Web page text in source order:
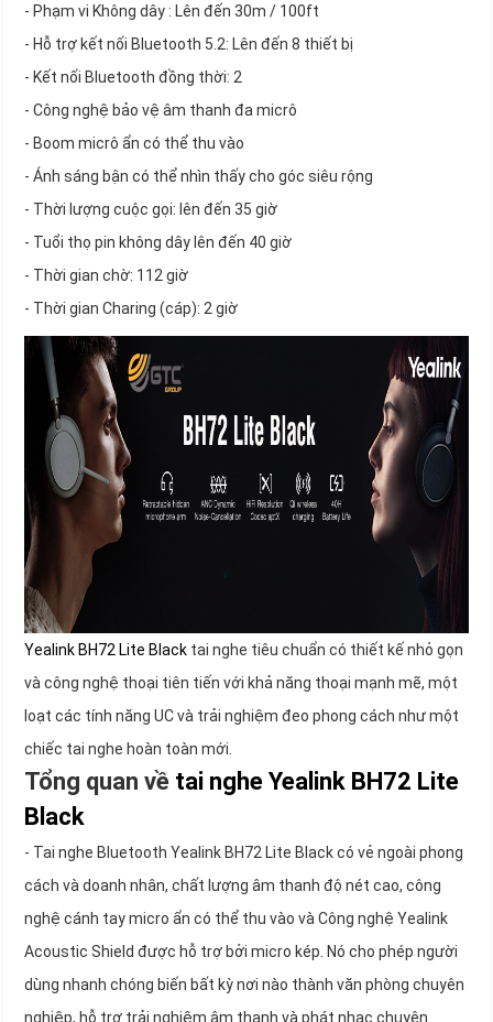
- Phạm vi Không dây : Lên đến 30m / 100ft
- Hỗ trợ kết nối Bluetooth 5.2: Lên đến 8 thiết bị
- Kết nối Bluetooth đồng thời: 2
- Công nghệ bảo vệ âm thanh đa micrô
- Boom micrô ẩn có thể thu vào
- Ánh sáng bận có thể nhìn thấy cho góc siêu rộng
- Thời lượng cuộc gọi: lên đến 35 giờ
- Tuổi thọ pin không dây lên đến 40 giờ
- Thời gian chờ: 112 giờ
- Thời gian Charing (cáp): 2 giờ
Yealink BH72 Lite Black tai nghe tiêu chuẩn có thiết kế nhỏ gọn
và công nghệ thoại tiên tiến với khả năng thoại mạnh mẽ, một
loạt các tính năng UC và trải nghiệm đeo phong cách như một
chiếc tai nghe hoàn toàn mới.
Tổng quan về tai nghe Yealink BH72 Lite
Black
- Tai nghe Bluetooth Yealink BH72 Lite Black có vẻ ngoài phong
cách và doanh nhân, chất lượng âm thanh độ nét cao, công
nghệ cánh tay micro ẩn có thể thu vào và Công nghệ Yealink
Acoustic Shield được hỗ trợ bởi micro kép. Nó cho phép người
dùng nhanh chóng biến bất kỳ nơi nào thành văn phòng chuyên
nghiệp, hỗ trợ trải nghiệm âm thanh và phát nhạc chuyên